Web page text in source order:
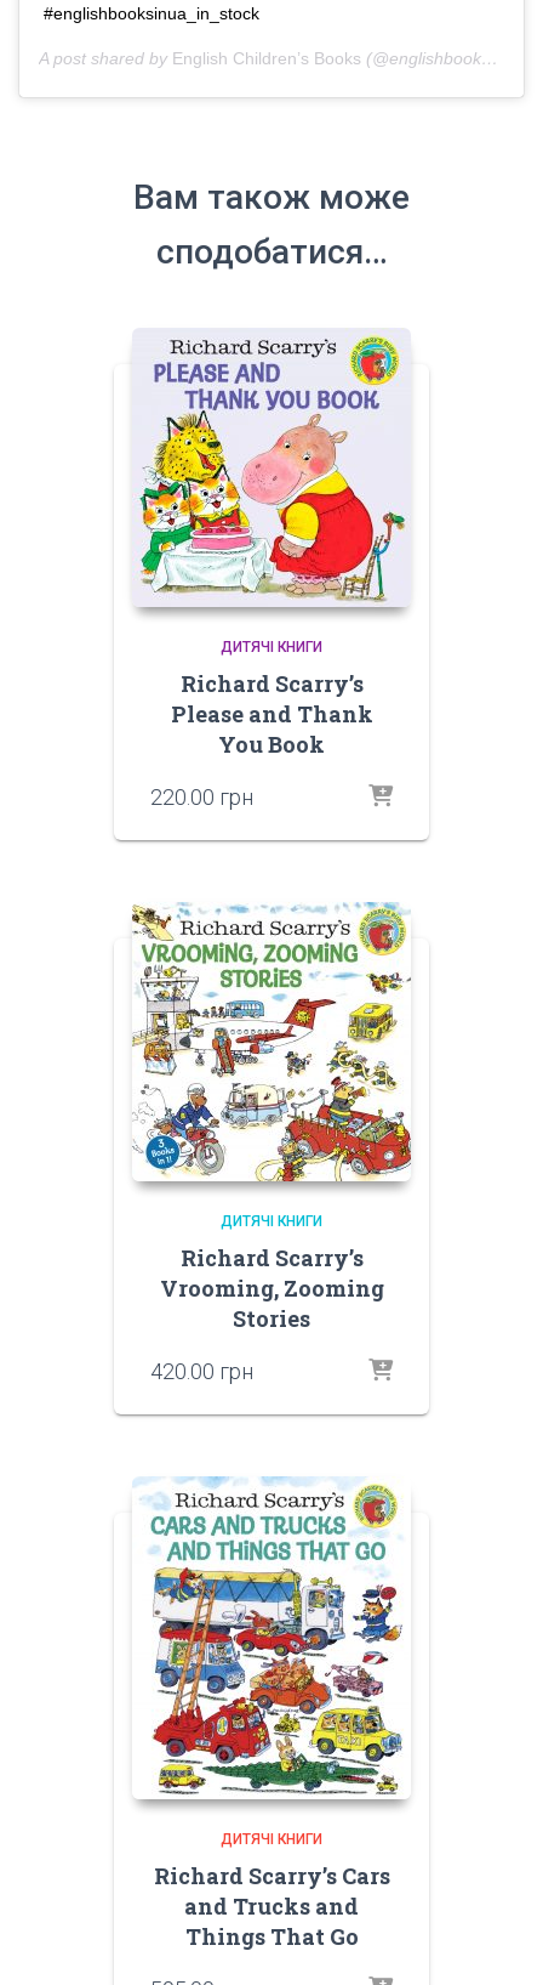
#englishbooksinua_in_stock
A post shared by English Children’s Books (@englishbooks.in.ua) on
Вам також може
сподобатися…
ДИТЯЧІ КНИГИ
Richard Scarry’s
Please and Thank
You Book
220.00 грн
ДИТЯЧІ КНИГИ
Richard Scarry’s
Vrooming, Zooming
Stories
420.00 грн
ДИТЯЧІ КНИГИ
Richard Scarry’s Cars
and Trucks and
Things That Go